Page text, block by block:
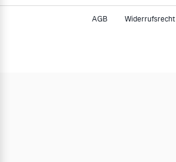
AGB Widerrufsrecht